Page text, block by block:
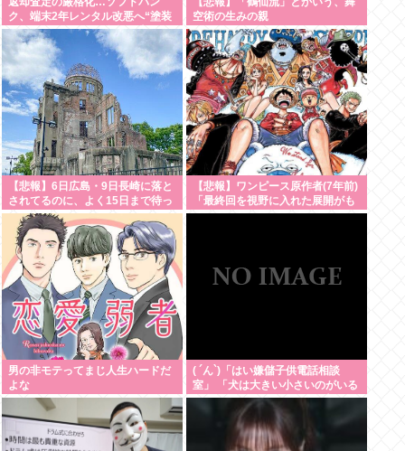
ク、端末2年レンタル改悪へ“塗装
はがれ”でも2.2万円負担…上限も
倍額に 保証加入なら免除 [8/9]
空術の生みの親
【悲報】6日広島・9日長崎に落と
されてるのに、よく15日まで待っ
たよな
【悲報】ワンピース原作者(7年前)
「最終回を視野に入れた展開がも
う始まっています！」
男の非モテってまじ人生ハードだ
よな
( ´ん`)「はい嫌儲子供電話相談
室」 「犬は大きい小さいのがいる
のになんで猫はみんな同じ大きさ
なの？」